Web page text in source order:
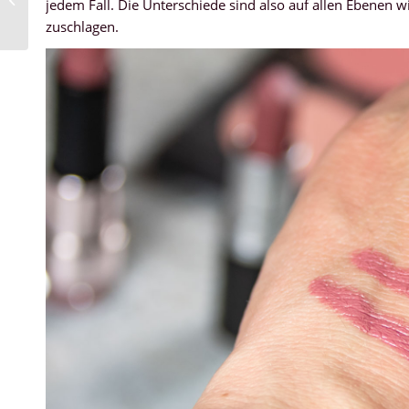
jedem Fall. Die Unterschiede sind also auf allen
zuschlagen.
mit Victoria Hyde